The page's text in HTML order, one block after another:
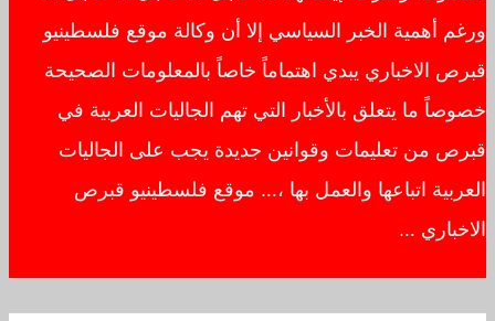
ورغم أهمية الخبر السياسي إلا أن وكالة موقع فلسطينيو
قبرص الاخباري يبدي اهتماماً خاصاً بالمعلومات الصحيحة
خصوصاً ما يتعلق بالأخبار التي تهم الجاليات العربية في
قبرص من تعليمات وقوانين جديدة يجب على الجاليات
العربية اتباعها والعمل بها ،… موقع فلسطينيو قبرص
الاخباري …